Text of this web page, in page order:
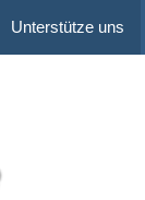
Unterstütze uns